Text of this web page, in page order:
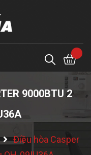
9000BTU 2
Điều hòa Casper